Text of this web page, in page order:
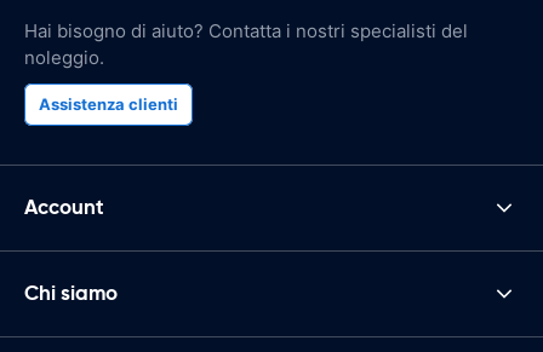
Hai bisogno di aiuto? Contatta i nostri specialisti del
noleggio.
Assistenza clienti
Account
Chi siamo